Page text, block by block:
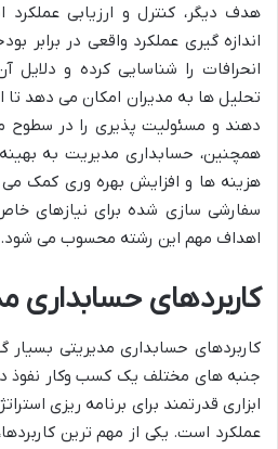
هدف دیگر، کنترل و ارزیابی
اندازه گیری عملکرد واقعی در برابر
انحرافات را شناسایی کرده و
تحلیل ها به مدیران امکان می دهد تا
دهند و مسئولیت پذیری را در سطوح
همچنین، حسابداری مدیریت به
هزینه ها و افزایش بهره وری کمک می
سفارشی سازی شده برای نیازهای خاص
اهداف مهم این رشته محسوب می شود.
کاربردهای حسابداری
کاربردهای حسابداری مدیریتی
جنبه های مختلف یک کسب وکار نفوذ
ابزاری قدرتمند برای برنامه ریزی
عملکرد است. یکی از مهم ترین